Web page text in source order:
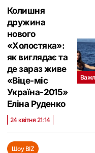
Колишня
дружина
нового
«Холостяка‎»:
як виглядає та
де зараз живе
«Віце-міс
Україна-2015»
Еліна Руденко
24 квітня 21:14
Шоу BIZ